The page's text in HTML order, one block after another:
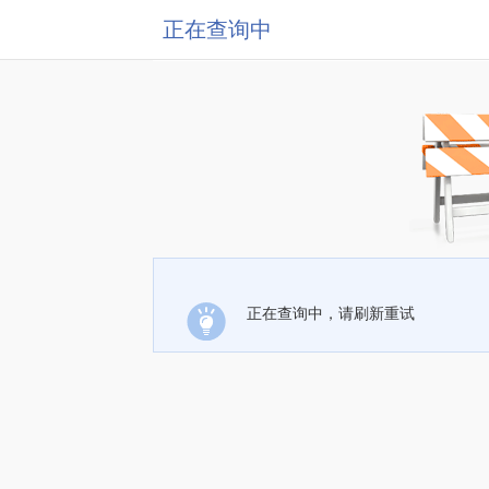
正在查询中
正在查询中，请刷新重试